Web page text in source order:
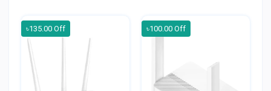
৳135.00 Off ৳100.00 Off